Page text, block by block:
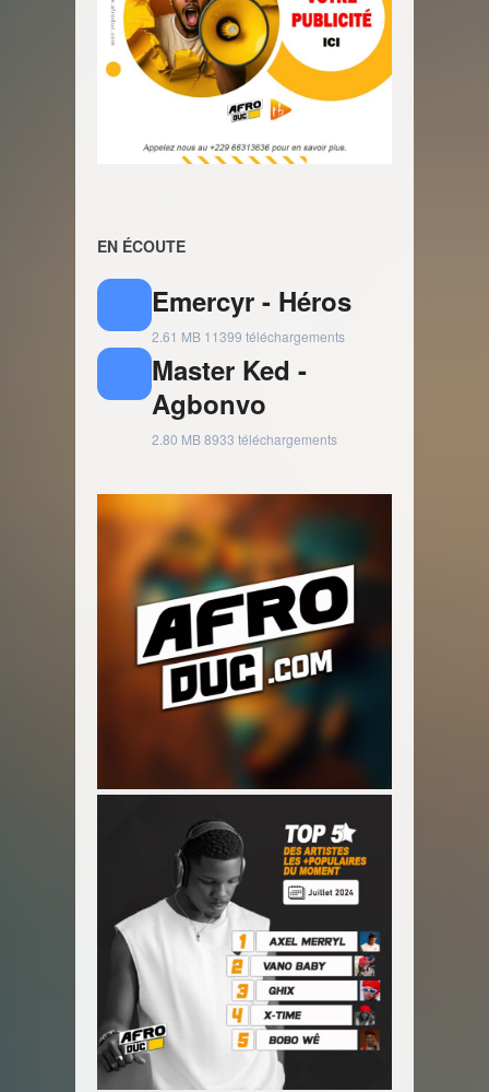
EN ÉCOUTE
Emercyr - Héros
2.61 MB 11399 téléchargements
Master Ked -
Agbonvo
2.80 MB8933 téléchargements